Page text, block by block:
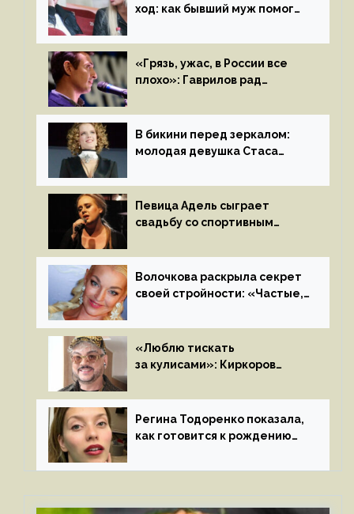
ход: как бывший муж помог
«Грязь, ужас, в России все
плохо»: Гаврилов рад
иноагентов
В бикини перед зеркалом:
молодая девушка Стаса
на камеру
Певица Адель сыграет
свадьбу со спортивным
летом
Волочкова раскрыла секрет
своей стройности: «Частые,
«Люблю тискать
за кулисами»: Киркоров
к молодой особе
Регина Тодоренко показала,
как готовится к рождению